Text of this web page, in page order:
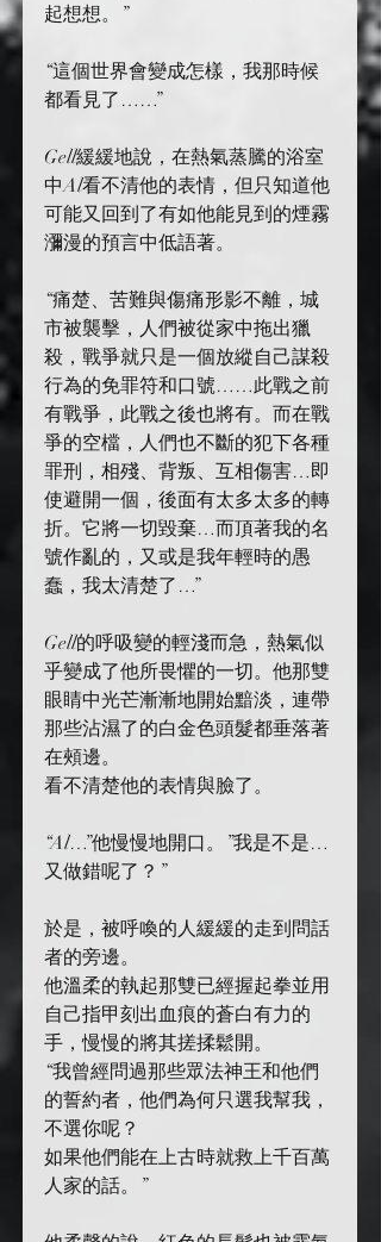
起想想。”
“這個世界會變成怎樣，我那時候
都看見了……”
Gell緩緩地說，在熱氣蒸騰的浴室
中Al看不清他的表情，但只知道他
可能又回到了有如他能見到的煙霧
瀰漫的預言中低語著。
“痛楚、苦難與傷痛形影不離，城
市被襲擊，人們被從家中拖出獵
殺，戰爭就只是一個放縱自己謀殺
行為的免罪符和口號……此戰之前
有戰爭，此戰之後也將有。而在戰
爭的空檔，人們也不斷的犯下各種
罪刑，相殘、背叛、互相傷害…即
使避開一個，後面有太多太多的轉
折。它將一切毀棄…而頂著我的名
號作亂的，又或是我年輕時的愚
蠢，我太清楚了…”
Gell的呼吸變的輕淺而急，熱氣似
乎變成了他所畏懼的一切。他那雙
眼睛中光芒漸漸地開始黯淡，連帶
那些沾濕了的白金色頭髮都垂落著
在頰邊。
看不清楚他的表情與臉了。
“Al…”他慢慢地開口。”我是不是…
又做錯呢了？”
於是，被呼喚的人緩緩的走到問話
者的旁邊。
他溫柔的執起那雙已經握起拳並用
自己指甲刻出血痕的蒼白有力的
手，慢慢的將其搓揉鬆開。
“我曾經問過那些眾法神王和他們
的誓約者，他們為何只選我幫我，
不選你呢？
如果他們能在上古時就救上千百萬
人家的話。”